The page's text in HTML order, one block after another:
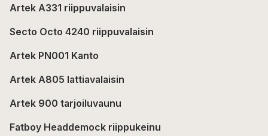
Artek A331 riippuvalaisin
Secto Octo 4240 riippuvalaisin
Artek PN001 Kanto
Artek A805 lattiavalaisin
Artek 900 tarjoiluvaunu
Fatboy Headdemock riippukeinu